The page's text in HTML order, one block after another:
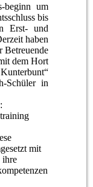
beginn um
bis
Erst- und
haben
Betreuende
dem Hort
Schüler in
mit
ihre